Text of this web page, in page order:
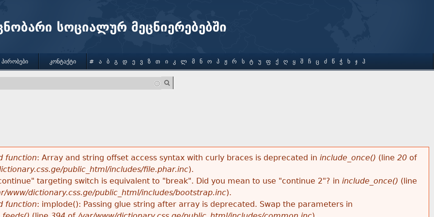
სოციალურ მეცნიერებებში
function: Array and string offset access syntax with curly braces is deprecated in include_once() (line 20of
public_html/includes/file.phar.inc).
targeting switch is equivalent to "break". Did you mean to use "continue 2"? in include_once() (line
www/dictionary.css.ge/public_html/includes/bootstrap.inc).
function: implode(): Passing glue string after array is deprecated. Swap the parameters in
ᲞᲘᲠᲝᲑᲔᲑᲘ ᲙᲝᲜᲢᲐᲥᲢᲘ # Ა Ბ Გ Დ Ე Ვ Ზ Თ Ი Კ Ლ Მ Ნ Ო Პ Ჟ Რ Ს Ტ Უ Ფ Ქ Ღ Ყ Შ Ჩ Ც Ძ Წ Ჭ Ხ Ჯ Ჰ